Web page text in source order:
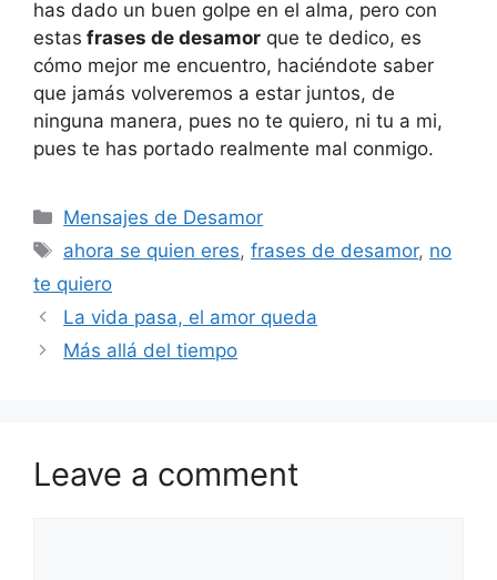
has dado un buen golpe en el alma, pero con
estas frases de desamor que te dedico, es
cómo mejor me encuentro, haciéndote saber
que jamás volveremos a estar juntos, de
ninguna manera, pues no te quiero, ni tu a mi,
pues te has portado realmente mal conmigo.
Categories
Mensajes de Desamor
Tags
ahora se quien eres,frases de desamor, no
te quiero
La vida pasa, el amor queda
Más allá del tiempo
Leave a comment